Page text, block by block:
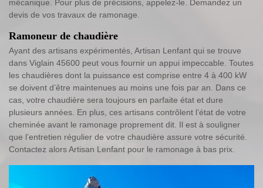
mécanique. Pour plus de précisions, appelez-le. Demandez un
devis de vos travaux de ramonage.
Ramoneur de chaudière
Ayant des artisans expérimentés, Artisan Lenfant qui se trouve
dans Viglain 45600 peut vous fournir un appui impeccable. Toutes
les chaudières dont la puissance est comprise entre 4 à 400 kW
se doivent d’être maintenues au moins une fois par an. Dans ce
cas, votre chaudière sera toujours en parfaite état et dure
plusieurs années. En plus, ces artisans contrôlent l’état de votre
cheminée avant le ramonage proprement dit. Il est à souligner
que l’entretien régulier de votre chaudière assure votre sécurité.
Contactez alors Artisan Lenfant pour le ramonage à bas prix.